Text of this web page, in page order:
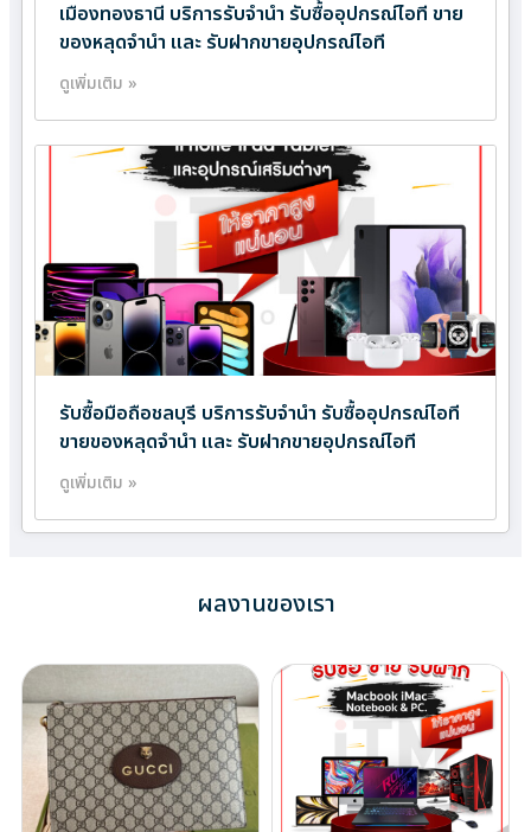
เมืองทองธานี บริการรับจำนำ รับซื้ออุปกรณ์ไอที ขาย
ของหลุดจำนำ และ รับฝากขายอุปกรณ์ไอที
ดูเพิ่มเติม »
รับซื้อมือถือชลบุรี บริการรับจำนำ รับซื้ออุปกรณ์ไอที
ขายของหลุดจำนำ และ รับฝากขายอุปกรณ์ไอที
ดูเพิ่มเติม »
ผลงานของเรา